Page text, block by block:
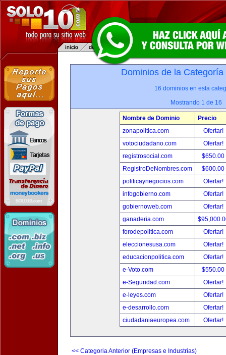
Dominios de la
16 dominios en esta
Mostrando 1 de 16
Nombre de Dominio
Precio
zonapolitica.com
Ofertar!
votociudadano.com
Ofertar!
registrosocial.com
$650.00
RegistroDeNombres.com
$600.00
politicaynegocios.com
Ofertar!
infogobierno.com
Ofertar!
gobiernoweb.com
Ofertar!
ganaderia.com
forodepolitica.com
Ofertar!
eleccionesusa.com
Ofertar!
educacionpolitica.com
Ofertar!
e-Voto.com
$550.00
e-Seguridad.com
Ofertar!
e-leyes.com
Ofertar!
e-desarrollo.com
Ofertar!
ciudadaniaeuropea.com
Ofertar!
<< Categoria Anterior (Empresas e Industrias)